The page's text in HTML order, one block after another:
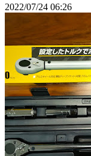
2022/07/24 06:26